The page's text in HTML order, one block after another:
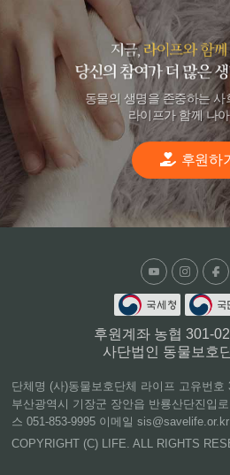
동물의 생명을 존중하는 사
라이프가 함께 나
후원하기
후원계좌 농협 301-
사단법인 동물보호
단체명 (사)동물보호단체 라이프 고유번호
부산광역시 기장군 장안읍 반룡산단진입
스 051-853-9995 이메일 sis@savelife.or.kr
COPYRIGHT (C) LIFE. ALL RIGHTS